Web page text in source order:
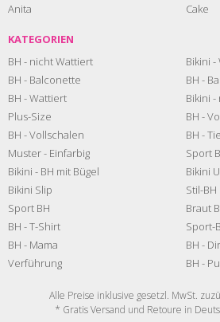
Anita
Cake
KATEGORIEN
BH - nicht Wattiert
BH - Balconette
BH - Wattiert
Plus-Size
BH - Vollschalen
Muster - Einfarbig
Bikini - BH mit Bügel
Bikini Slip
Sport BH
BH - T-Shirt
BH - Mama
Verführung
Bikini
BH -
Bikini
BH -
BH -
Sport
Bikini
Stil-
Braut
Sport-
BH -
BH -
Alle Preise inklusive gesetzl. MwSt.
* Gratis Versand und Retoure in